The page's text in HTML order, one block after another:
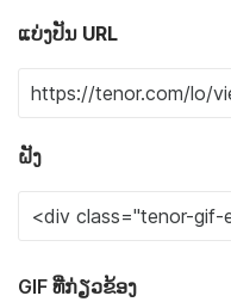
ແບ່ງປັນ URL
ຝັງ
GIF ທີ່ກ່ຽວຂ້ອງ